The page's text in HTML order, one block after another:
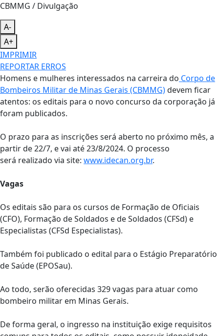
CBMMG / Divulgação
A-
A+
IMPRIMIR
REPORTAR ERROS
Homens e mulheres interessados na carreira do Corpo de
Bombeiros Militar de Minas Gerais (CBMMG)devem ficar
atentos: os editais para o novo concurso da corporação já
foram publicados.
O prazo para as inscrições será aberto no próximo mês, a
partir de 22/7, e vai até 23/8/2024. O processo
será realizado via site: www.idecan.org.br.
Vagas
Os editais são para os cursos de Formação de Oficiais
(CFO), Formação de Soldados e de Soldados (CFSd) e
Especialistas (CFSd Especialistas).
Também foi publicado o edital para o Estágio Preparatório
de Saúde (EPOSau).
Ao todo, serão oferecidas 329 vagas para atuar como
bombeiro militar em Minas Gerais.
De forma geral, o ingresso na instituição exige requisitos